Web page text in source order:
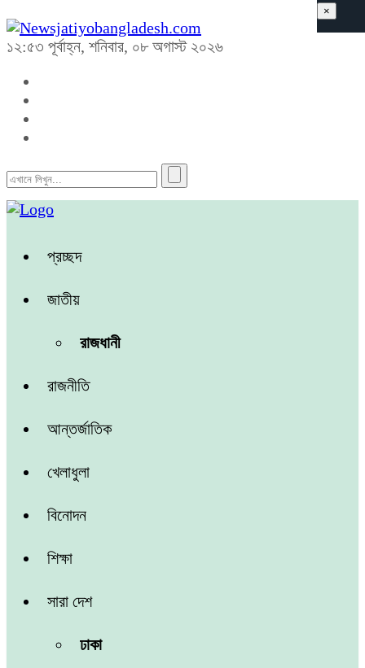
১২:৫৩ পূর্বাহ্ন, শনিবার, ০৮ অগাস্ট ২০২৬
প্রচ্ছদ
জাতীয়
রাজধানী
রাজনীতি
আন্তর্জাতিক
খেলাধুলা
বিনোদন
শিক্ষা
সারা দেশ
ঢাকা
×